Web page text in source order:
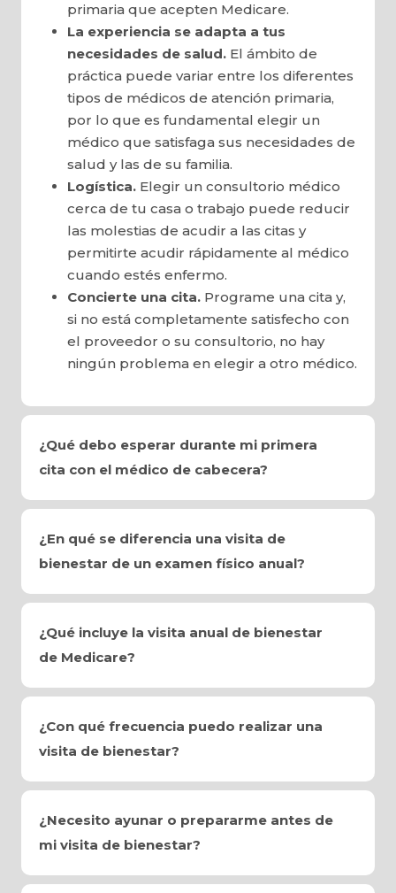
primaria que acepten Medicare.
La experiencia se adapta a tus
necesidades de salud. El ámbito de
práctica puede variar entre los diferentes
tipos de médicos de atención primaria,
por lo que es fundamental elegir un
médico que satisfaga sus necesidades de
salud y las de su familia.
Logística. Elegir un consultorio médico
cerca de tu casa o trabajo puede reducir
las molestias de acudir a las citas y
permitirte acudir rápidamente al médico
cuando estés enfermo.
Concierte una cita. Programe una cita y,
si no está completamente satisfecho con
el proveedor o su consultorio, no hay
ningún problema en elegir a otro médico.
¿Qué debo esperar durante mi primera
cita con el médico de cabecera?
¿En qué se diferencia una visita de
bienestar de un examen físico anual?
¿Qué incluye la visita anual de bienestar
de Medicare?
¿Con qué frecuencia puedo realizar una
visita de bienestar?
¿Necesito ayunar o prepararme antes de
mi visita de bienestar?